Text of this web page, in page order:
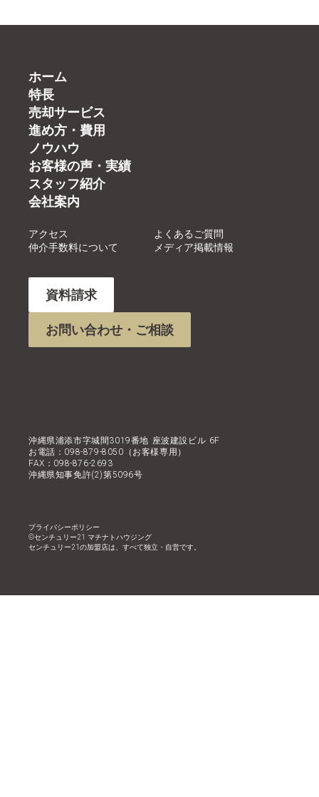
沖縄県浦添市字城間3019番地 座波建設ビル 6F
お電話：098-879-8050（お客様専用）
FAX：098-876-2693
沖縄県知事免許(2)第5096号
ホーム
特長
売却サービス
進め方・費用
ノウハウ
お客様の声・実績
スタッフ紹介
会社案内
アクセス
よくあるご質問
仲介手数料について
メディア掲載情報
資料請求
お問い合わせ・ご相談
センチュリー21の加盟店は、すべて独立・自営です。
©︎センチュリー21 マチナトハウジング
プライバシーポリシー